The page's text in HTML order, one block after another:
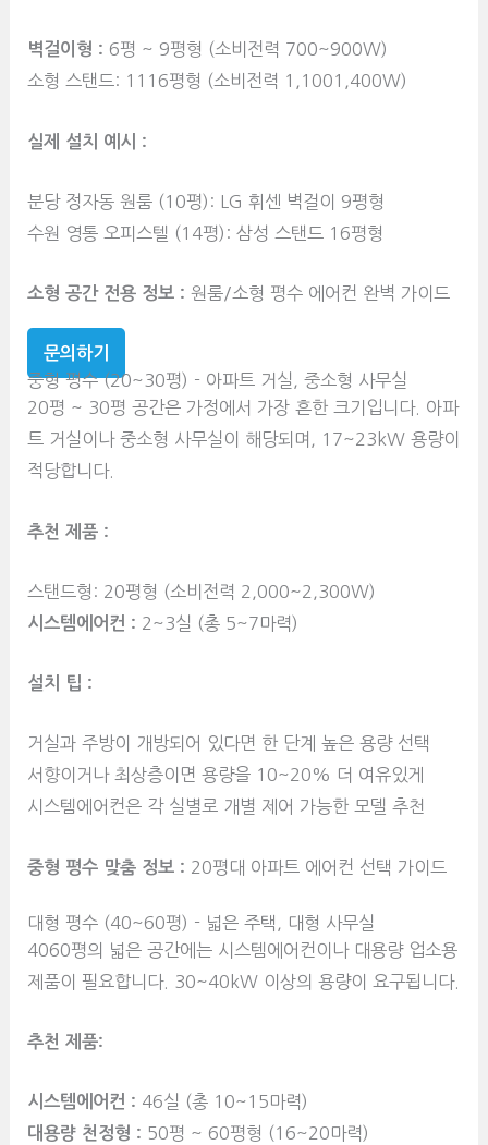
벽걸이형 : 6평 ~ 9평형 (소비전력 700~900W)
소형 스탠드: 1116평형 (소비전력 1,1001,400W)
실제 설치 예시 :
분당 정자동 원룸 (10평): LG 휘센 벽걸이 9평형
수원 영통 오피스텔 (14평): 삼성 스탠드 16평형
소형 공간 전용 정보 : 원룸/소형 평수 에어컨 완벽 가이드
문의하기
중형 평수 (20~30평) - 아파트 거실, 중소형 사무실
20평 ~ 30평 공간은 가정에서 가장 흔한 크기입니다. 아파
트 거실이나 중소형 사무실이 해당되며, 17~23kW 용량이
적당합니다.
추천 제품 :
스탠드형: 20평형 (소비전력 2,000~2,300W)
시스템에어컨 : 2~3실 (총 5~7마력)
설치 팁 :
거실과 주방이 개방되어 있다면 한 단계 높은 용량 선택
서향이거나 최상층이면 용량을 10~20% 더 여유있게
시스템에어컨은 각 실별로 개별 제어 가능한 모델 추천
중형 평수 맞춤 정보 : 20평대 아파트 에어컨 선택 가이드
대형 평수 (40~60평) - 넓은 주택, 대형 사무실
4060평의 넓은 공간에는 시스템에어컨이나 대용량 업소용
제품이 필요합니다. 30~40kW 이상의 용량이 요구됩니다.
추천 제품:
시스템에어컨 : 46실 (총 10~15마력)
대용량 천정형 : 50평 ~ 60평형 (16~20마력)